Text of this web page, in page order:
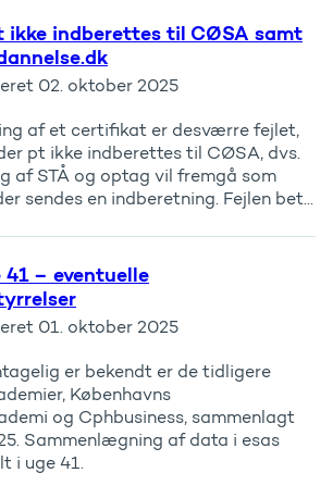
ikke indberettes til CØSA samt
02. oktober 2025
af et certifikat er desværre fejlet,
pt ikke indberettes til CØSA, dvs.
af STÅ og optag vil fremgå som
sendes en indberetning. Fejlen bet...
41 – eventuelle
01. oktober 2025
er bekendt er de tidligere
Københavns
og Cphbusiness, sammenlagt
Sammenlægning af data i esas
i uge 41.